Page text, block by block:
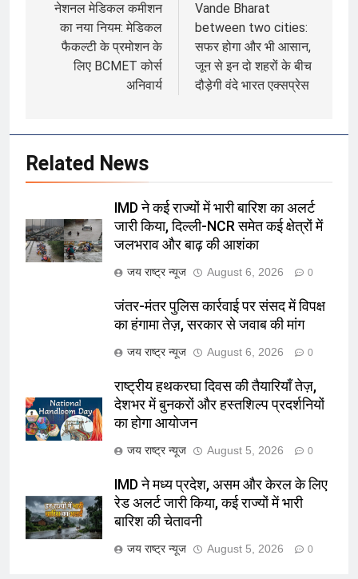
navigation
नेशनल मेडिकल कमीशन
का नया नियम: मेडिकल
फैकल्टी के प्रमोशन के
लिए BCMET कोर्स
अनिवार्य
Vande Bharat
between two cities:
सफर होगा और भी आसान,
जून से इन दो शहरों के बीच
दौड़ेगी वंदे भारत एक्सप्रेस
Related News
IMD ने कई राज्यों में भारी बारिश का अलर्ट
जारी किया, दिल्ली-NCR समेत कई क्षेत्रों में
जलभराव और बाढ़ की आशंका
जय राष्ट्र न्यूज August 6, 2026 0
जंतर-मंतर पुलिस कार्रवाई पर संसद में विपक्ष
का हंगामा तेज़, सरकार से जवाब की मांग
जय राष्ट्र न्यूज August 6, 2026 0
राष्ट्रीय हथकरघा दिवस की तैयारियाँ तेज़,
देशभर में बुनकरों और हस्तशिल्प प्रदर्शनियों
का होगा आयोजन
जय राष्ट्र न्यूज August 5, 2026 0
IMD ने मध्य प्रदेश, असम और केरल के लिए
रेड अलर्ट जारी किया, कई राज्यों में भारी
बारिश की चेतावनी
जय राष्ट्र न्यूज August 5, 2026 0